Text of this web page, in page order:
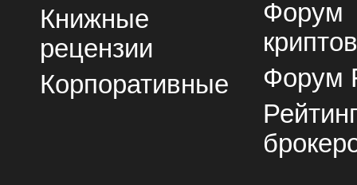
Книжные
рецензии
Корпоративные
Форум
Форум